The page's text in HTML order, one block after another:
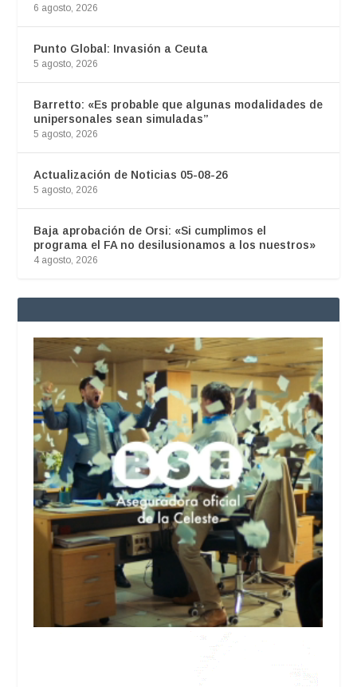
6 agosto, 2026
Punto Global: Invasión a Ceuta
5 agosto, 2026
Barretto: «Es probable que algunas modalidades de
unipersonales sean simuladas”
5 agosto, 2026
Actualización de Noticias 05-08-26
5 agosto, 2026
Baja aprobación de Orsi: «Si cumplimos el
programa el FA no desilusionamos a los nuestros»
4 agosto, 2026